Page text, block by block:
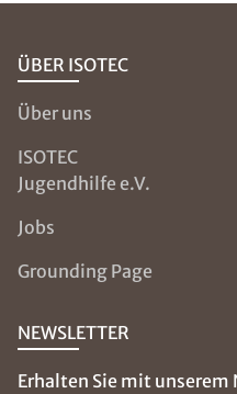
ÜBER ISOTEC
Über uns
ISOTEC
Jugendhilfe e.V.
Jobs
Grounding Page
NEWSLETTER
Erhalten Sie mit